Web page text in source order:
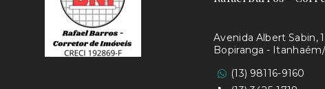
Avenida Albert Sabin,
Bopiranga -
(13) 98116-9160